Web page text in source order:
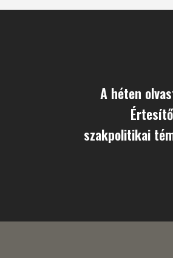
A héten
szakpolitikai